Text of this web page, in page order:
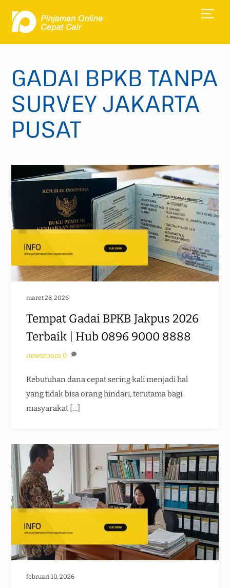
content
GADAI BPKB TANPA
SURVEY JAKARTA
PUSAT
maret 28, 2026
Tempat Gadai BPKB Jakpus 2026
Terbaik | Hub 0896 9000 8888
newsroom 0
Kebutuhan dana cepat sering kali menjadi hal
yang tidak bisa orang hindari, terutama bagi
masyarakat […]
februari 10, 2026